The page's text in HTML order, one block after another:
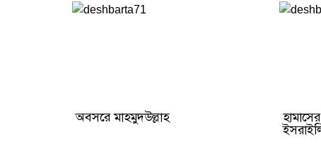
অবসরে মাহমুদউল্লাহ